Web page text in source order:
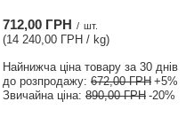
712,00 ГРН / шт.
(14 240,00 ГРН / kg)
Найнижча ціна товару за 30 днів
до розпродажу: 672,00 ГРН +5%
Звичайна ціна: 890,00 ГРН -20%